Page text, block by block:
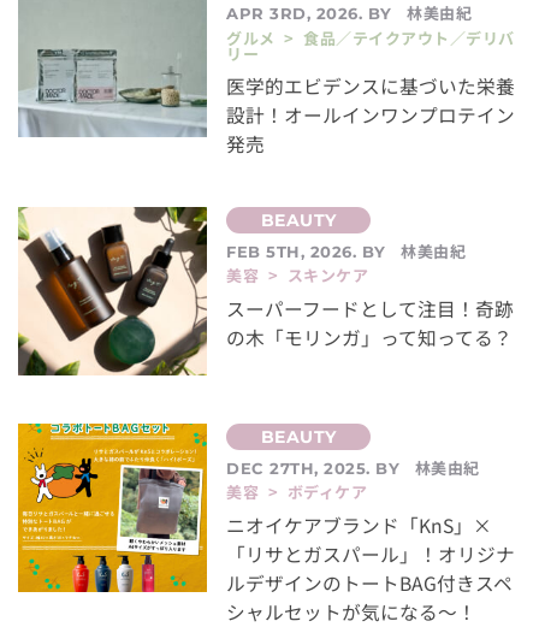
APR 3RD, 2026. BY
林美由紀
グルメ > 食品／テイクアウト／デリバ
リー
医学的エビデンスに基づいた栄養
設計！オールインワンプロテイン
発売
FEB 5TH, 2026. BY
林美由紀
美容 > スキンケア
スーパーフードとして注目！奇跡
の木「モリンガ」って知ってる？
DEC 27TH, 2025. BY
林美由紀
美容 > ボディケア
ニオイケアブランド「KnS」×
「リサとガスパール」！オリジナ
ルデザインのトートBAG付きスペ
シャルセットが気になる～！